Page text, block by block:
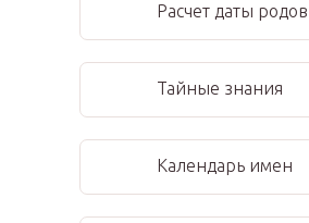
Расчет даты родов
Тайные знания
Календарь имен